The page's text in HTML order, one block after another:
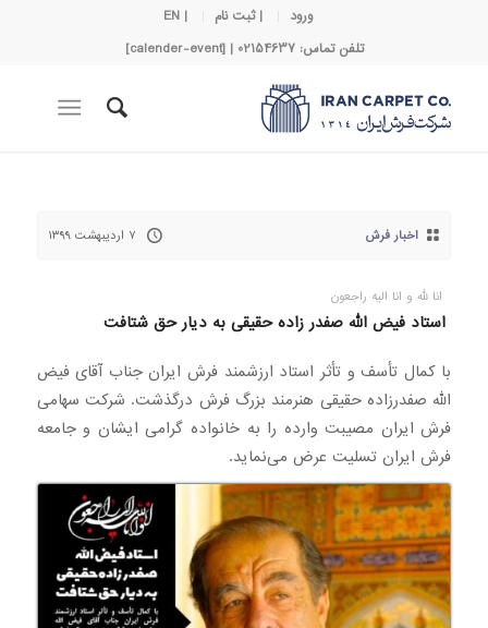
ورود | ثبت نام
| EN
تلفن تماس: 02154637 | [calender-event]
اخبار فرش ۷ اردیبهشت ۱۳۹۹
انا لله و انا الیه راجعون
استاد فیض الله صفدر زاده حقیقی به دیار حق شتافت
با کمال تأسف و تأثر استاد ارزشمند فرش ایران جناب آقای فیض
الله صفدرزاده حقیقی هنرمند بزرگ فرش درگذشت. شرکت سهامی
فرش ایران مصیبت وارده را به خانواده گرامی ایشان و جامعه
فرش ایران تسلیت عرض می‌نماید.